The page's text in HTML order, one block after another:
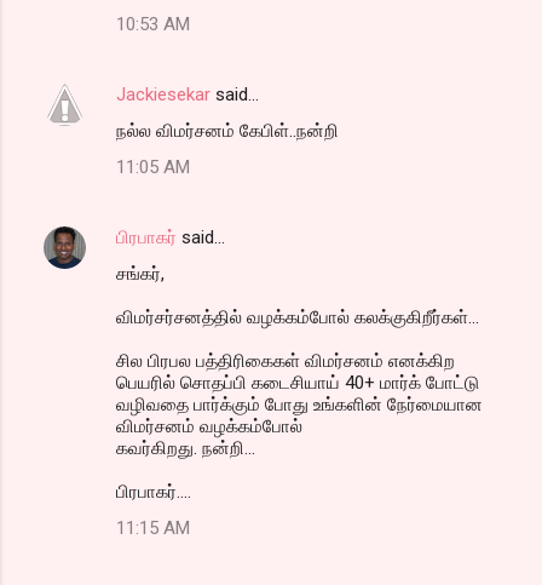
10:53 AM
Jackiesekar said…
நல்ல விமர்சனம் கேபிள்..நன்றி
11:05 AM
பிரபாகர் said…
சங்கர்,
விமர்சர்சனத்தில் வழக்கம்போல் கலக்குகிறீர்கள்...
சில பிரபல பத்திரிகைகள் விமர்சனம் எனக்கிற
பெயரில் சொதப்பி கடைசியாய் 40+ மார்க் போட்டு
வழிவதை பார்க்கும் போது உங்களின் நேர்மையான
விமர்சனம் வழக்கம்போல்
கவர்கிறது. நன்றி...
பிரபாகர்....
11:15 AM